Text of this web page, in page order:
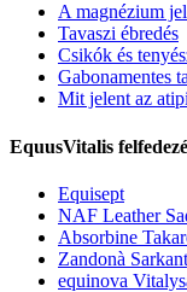
A magnézium
Tavaszi ébredés
Csikók és
Gabonamentes
Mit jelent az
EquusVitalis
Equisept
NAF Leather
Absorbine
Zandonà
equinova